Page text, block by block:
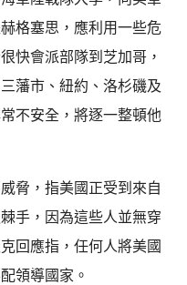
格塞思，應利用一些危
快會派部隊到芝加哥，
藩市、紐約、洛杉磯及
不安全，將逐一整頓他
脅，指美國正受到來自
手，因為這些人並無穿
回應指，任何人將美國
領導國家。